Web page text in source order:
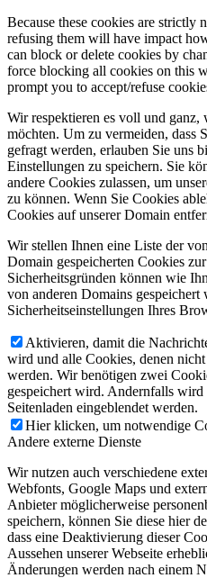
Because these cookies are strictly
refusing them will have impact
can block or delete cookies by
force blocking all cookies on this
prompt you to accept/refuse
Wir respektieren es voll und ganz,
möchten. Um zu vermeiden, dass
gefragt werden, erlauben Sie uns
Einstellungen zu speichern. Sie
andere Cookies zulassen, um
zu können. Wenn Sie Cookies
Cookies auf unserer Domain
Wir stellen Ihnen eine Liste der
Domain gespeicherten Cookies
Sicherheitsgründen können wie
von anderen Domains
Sicherheitseinstellungen Ihres
Aktivieren, damit die
wird und alle Cookies, denen
werden. Wir benötigen zwei
gespeichert wird. Andernfalls
Seitenladen eingeblendet werden.
Hier klicken, um notwendige
Andere externe Dienste
Wir nutzen auch verschiedene
Webfonts, Google Maps und
Anbieter möglicherweise
speichern, können Sie diese hier
dass eine Deaktivierung dieser
Aussehen unserer Webseite
Änderungen werden nach einem